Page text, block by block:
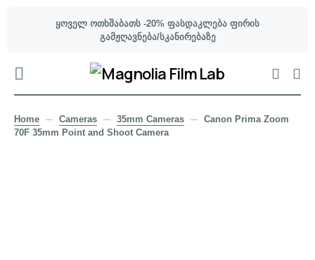
ყოველ ოთხშაბათს -20% ფასდაკლება ფირის
გამჟღავნება/სკანირებაზე
Home Cameras 35mm Cameras
Canon Prima Zoom
70F 35mm Point and Shoot Camera